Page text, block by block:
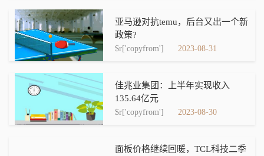
亚马逊对抗temu，后台又出一个新
政策?
$r['copyfrom'] 2023-08-31
佳兆业集团：上半年实现收入
135.64亿元
$r['copyfrom'] 2023-08-30
面板价格继续回暖，TCL科技二季